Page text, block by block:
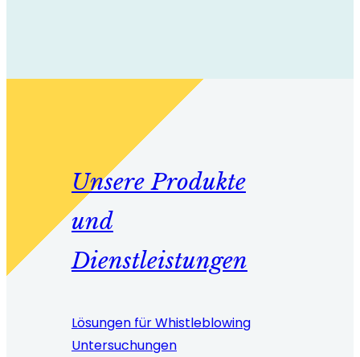
Unsere Produkte
und
Dienstleistungen
Lösungen für Whistleblowing
Untersuchungen